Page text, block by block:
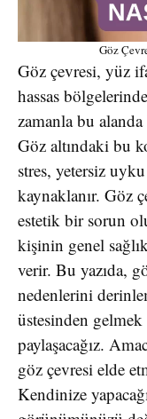
Göz
Göz çevresi, yüz
hassas
zamanla bu
Göz altındaki bu
stres, yetersiz
kaynaklanır. Göz
estetik bir sorun
kişinin genel
verir. Bu yazıda,
nedenlerini
üstesinden
paylaşacağız.
göz çevresi elde
Kendinize